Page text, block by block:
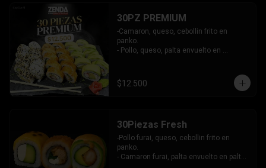
30PZ PREMIUM
-Camaron, queso, cebollin frito en
panko.
- Pollo, queso, palta envuelto en
palta.
INCLUYE: 3 SALSAS - 2 PALITOS
$12.500
30Piezas Fresh
-Pollo furai, queso, cebollin frito en
panko.
- Camaron furai, palta envuelto en palta